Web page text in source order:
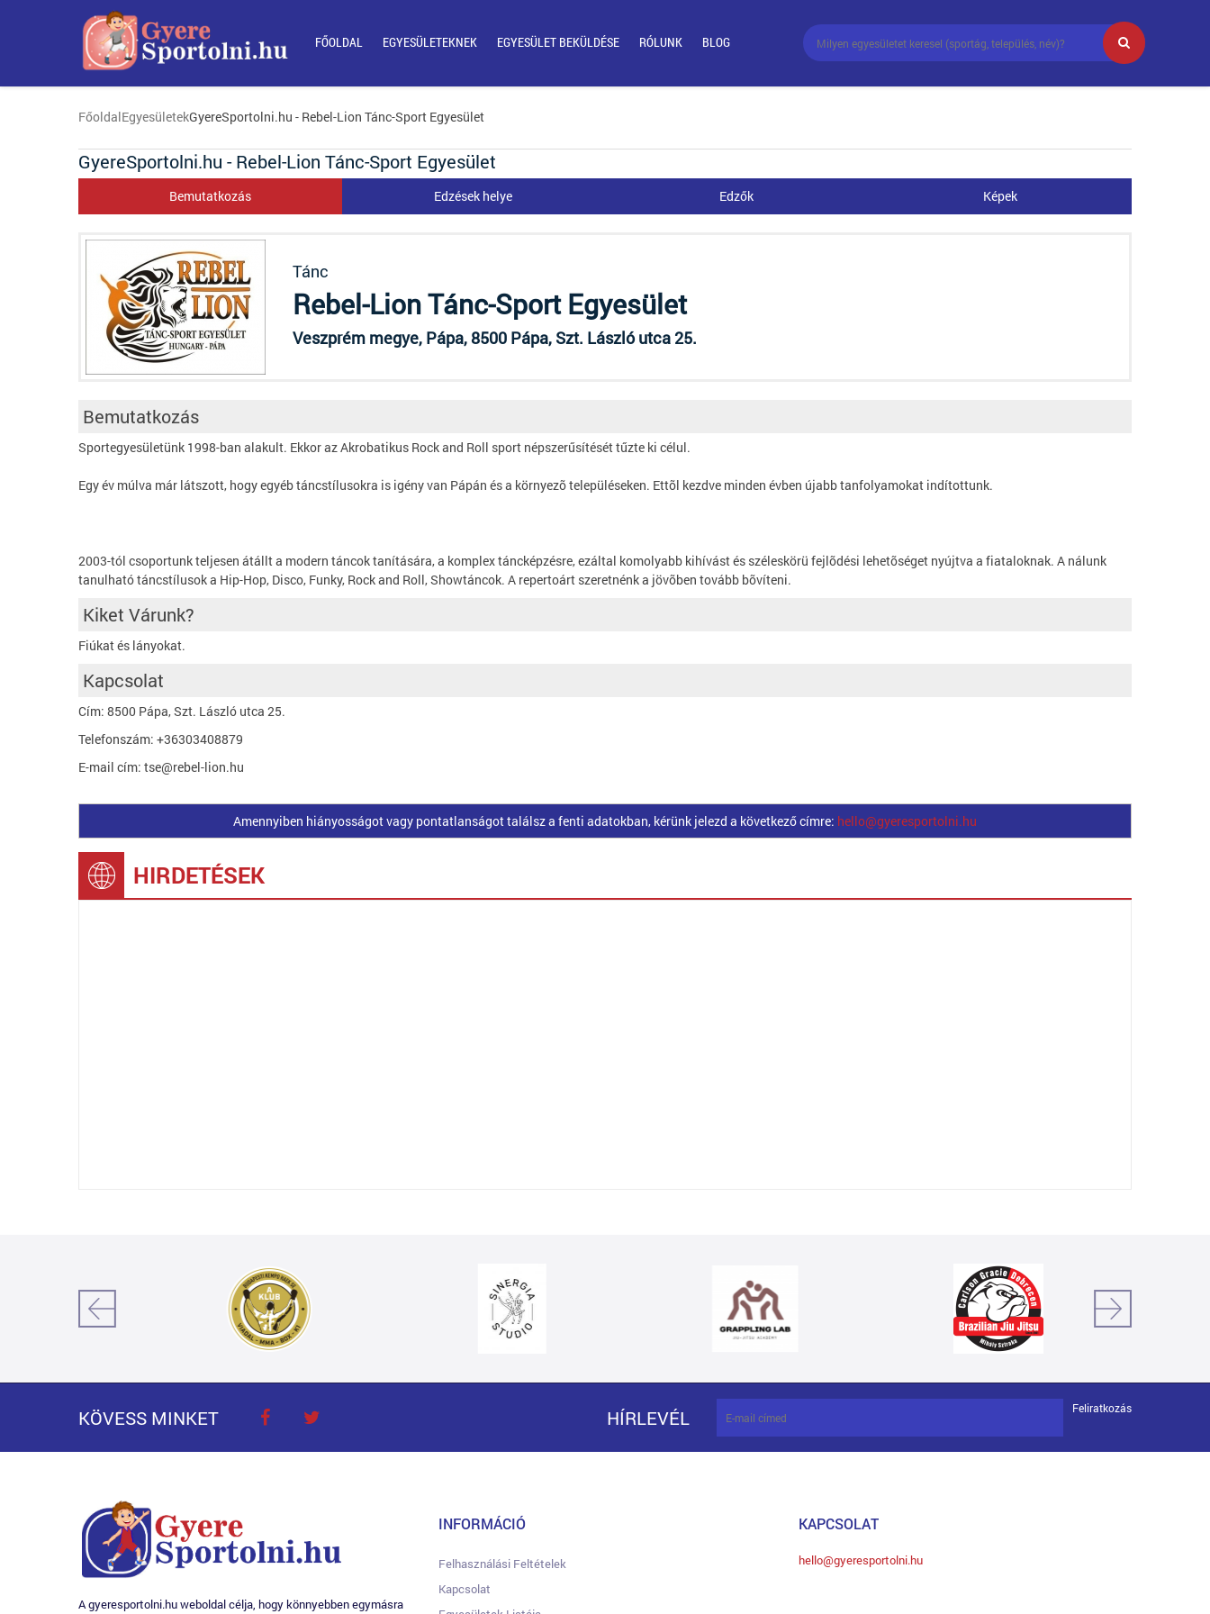
FŐOLDAL EGYESÜLETEKNEK EGYESÜLET BEKÜLDÉSE RÓLUNK BLOG
FőoldalEgyesületekGyereSportolni.hu - Rebel-Lion Tánc-Sport Egyesület
GyereSportolni.hu - Rebel-Lion Tánc-Sport Egyesület
Bemutatkozás Edzések helye Edzők Képek
Tánc
Rebel-Lion Tánc-Sport Egyesület
Veszprém megye, Pápa, 8500 Pápa, Szt. László utca 25.
Bemutatkozás
Sportegyesületünk 1998-ban alakult. Ekkor az Akrobatikus Rock and Roll sport népszerűsítését tűzte ki célul.
Egy év múlva már látszott, hogy egyéb táncstílusokra is igény van Pápán és a környezõ településeken. Ettõl kezdve minden évben újabb tanfolyamokat indítottunk.
2003-tól csoportunk teljesen átállt a modern táncok tanítására, a komplex táncképzésre, ezáltal komolyabb kihívást és széleskörü fejlõdési lehetõséget nyújtva a fiataloknak. A nálunk
tanulható táncstílusok a Hip-Hop, Disco, Funky, Rock and Roll, Showtáncok. A repertoárt szeretnénk a jövõben tovább bõvíteni.
Kiket Várunk?
Fiúkat és lányokat.
Kapcsolat
Cím: 8500 Pápa, Szt. László utca 25.
Telefonszám: +36303408879
E-mail cím: tse@rebel-lion.hu
Amennyiben hiányosságot vagy pontatlanságot találsz a fenti adatokban, kérünk jelezd a következő címre: hello@gyeresportolni.hu
HIRDETÉSEK
KÖVESS MINKET HÍRLEVÉL Feliratkozás
A gyeresportolni.hu weboldal célja, hogy könnyebben egymásra
INFORMÁCIÓ
Felhasználási Feltételek
Kapcsolat
KAPCSOLAT
hello@gyeresportolni.hu